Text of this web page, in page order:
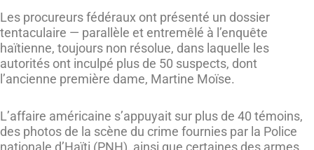
Les procureurs fédéraux ont présenté un dossier
tentaculaire — parallèle et entremêlé à l’enquête
haïtienne, toujours non résolue, dans laquelle les
autorités ont inculpé plus de 50 suspects, dont
l’ancienne première dame, Martine Moïse.
L’affaire américaine s’appuyait sur plus de 40 témoins,
des photos de la scène du crime fournies par la Police